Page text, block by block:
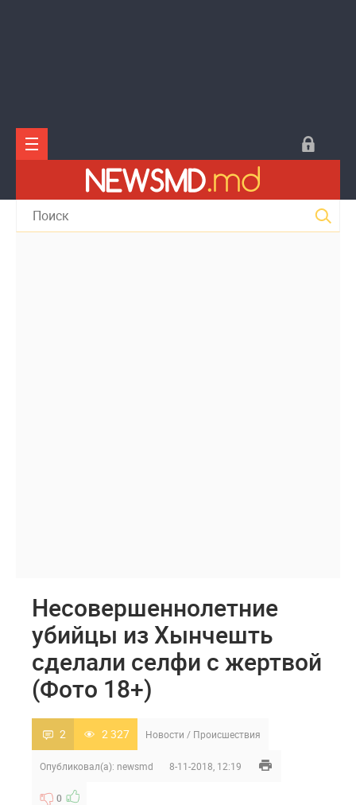
Несовершеннолетние
убийцы из Хынчешть
сделали селфи с жертвой
(Фото 18+)
2 2 327 Новости / Происшествия
Опубликовал(а): newsmd 8-11-2018, 12:19
0